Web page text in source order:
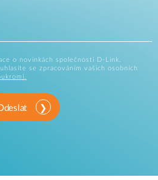
o novinkách společnosti D-Link.
se zpracováním vašich osobních